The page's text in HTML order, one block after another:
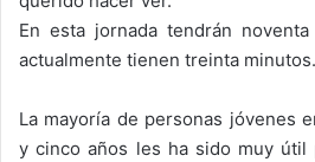
En esta jornada tendrán
actualmente tienen treinta minutos.
La mayoría de personas jóvenes
y cinco años les ha sido muy útil